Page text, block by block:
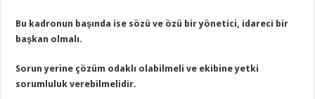
Bu kadronun başında ise sözü ve özü bir yönetici, idareci bir
başkan olmalı.
Sorun yerine çözüm odaklı olabilmeli ve ekibine yetki
sorumluluk verebilmelidir.